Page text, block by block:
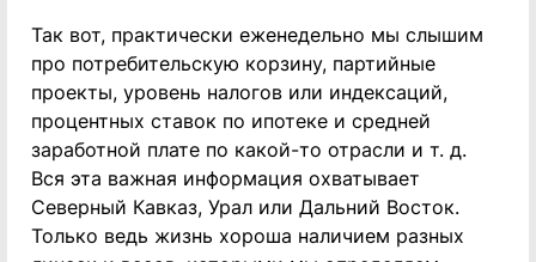
Так вот, практически еженедельно мы слышим
про потребительскую корзину, партийные
проекты, уровень налогов или индексаций,
процентных ставок по ипотеке и средней
заработной плате по какой-то отрасли и т. д.
Вся эта важная информация охватывает
Северный Кавказ, Урал или Дальний Восток.
Только ведь жизнь хороша наличием разных